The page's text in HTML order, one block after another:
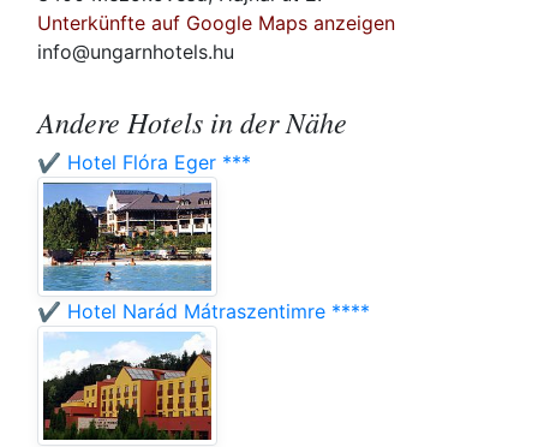
Unterkünfte auf Google Maps anzeigen
info@ungarnhotels.hu
Andere Hotels in der Nähe
✔️ Hotel Flóra Eger ***
✔️ Hotel Narád Mátraszentimre ****